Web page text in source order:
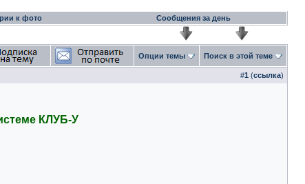
к фото Сообщения за день
Опции темы Поиск в этой теме
#1 (ссылка)
КЛУБ-У